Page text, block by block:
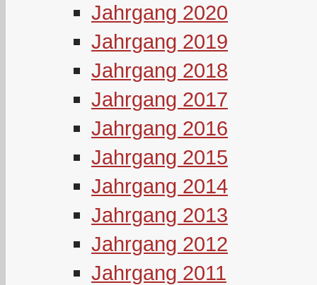
Jahrgang 2020
Jahrgang 2019
Jahrgang 2018
Jahrgang 2017
Jahrgang 2016
Jahrgang 2015
Jahrgang 2014
Jahrgang 2013
Jahrgang 2012
Jahrgang 2011